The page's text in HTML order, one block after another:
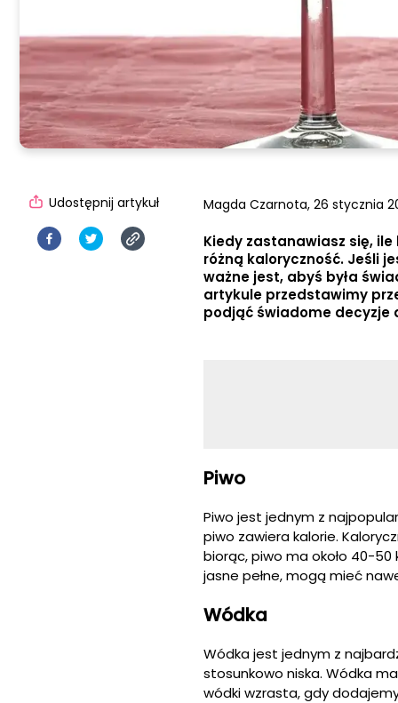
Magda Czarnota, 26 stycznia
Kiedy zastanawiasz się,
różną kaloryczność. Jeśli
ważne jest, abyś była
artykule przedstawimy
podjąć świadome decyzje
Piwo
Piwo jest jednym z
piwo zawiera kalorie.
biorąc, piwo ma około 40-
jasne pełne, mogą mieć
Wódka
Wódka jest jednym z
stosunkowo niska. Wódka
wódki wzrasta, gdy
Udostępnij artykuł